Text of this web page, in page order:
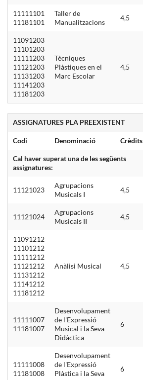
11111101
11181101
Taller de
Manualitzacions
4,5
11091203
11101203
11111203
11121203
11131203
11141203
11181203
Tècniques
Plàstiques en el
Marc Escolar
4,5
ASSIGNATURES PLA PREEXISTENT
Codi Denominació Crèdits
Cal haver superat una de les següents
assignatures:
11121023
Agrupacions
Musicals I
4,5
11121024
Agrupacions
Musicals II
4,5
11091212
11101212
11111212
11121212
11131212
11141212
11181212
Anàlisi Musical 4,5
11111007
11181007
Desenvolupament
de l'Expressió
Musical i la Seva
Didàctica
6
11111008
11181008
Desenvolupament
de l'Expressió
Plàstica i la Seva
6